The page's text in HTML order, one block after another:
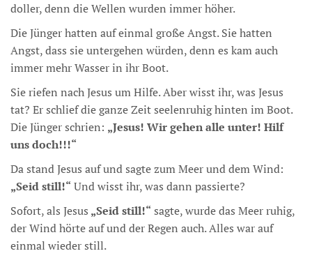
doller, denn die Wellen wurden immer höher.
Die Jünger hatten auf einmal große Angst. Sie hatten
Angst, dass sie untergehen würden, denn es kam auch
immer mehr Wasser in ihr Boot.
Sie riefen nach Jesus um Hilfe. Aber wisst ihr, was Jesus
tat? Er schlief die ganze Zeit seelenruhig hinten im Boot.
Die Jünger schrien: „Jesus! Wir gehen alle unter! Hilf
uns doch!!!“
Da stand Jesus auf und sagte zum Meer und dem Wind:
„Seid still!“ Und wisst ihr, was dann passierte?
Sofort, als Jesus „Seid still!“ sagte, wurde das Meer ruhig,
der Wind hörte auf und der Regen auch. Alles war auf
einmal wieder still.